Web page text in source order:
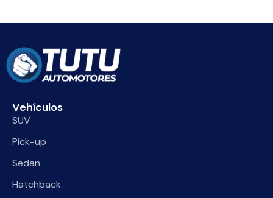
Vehículos
SUV
Pick-up
Sedan
Hatchback